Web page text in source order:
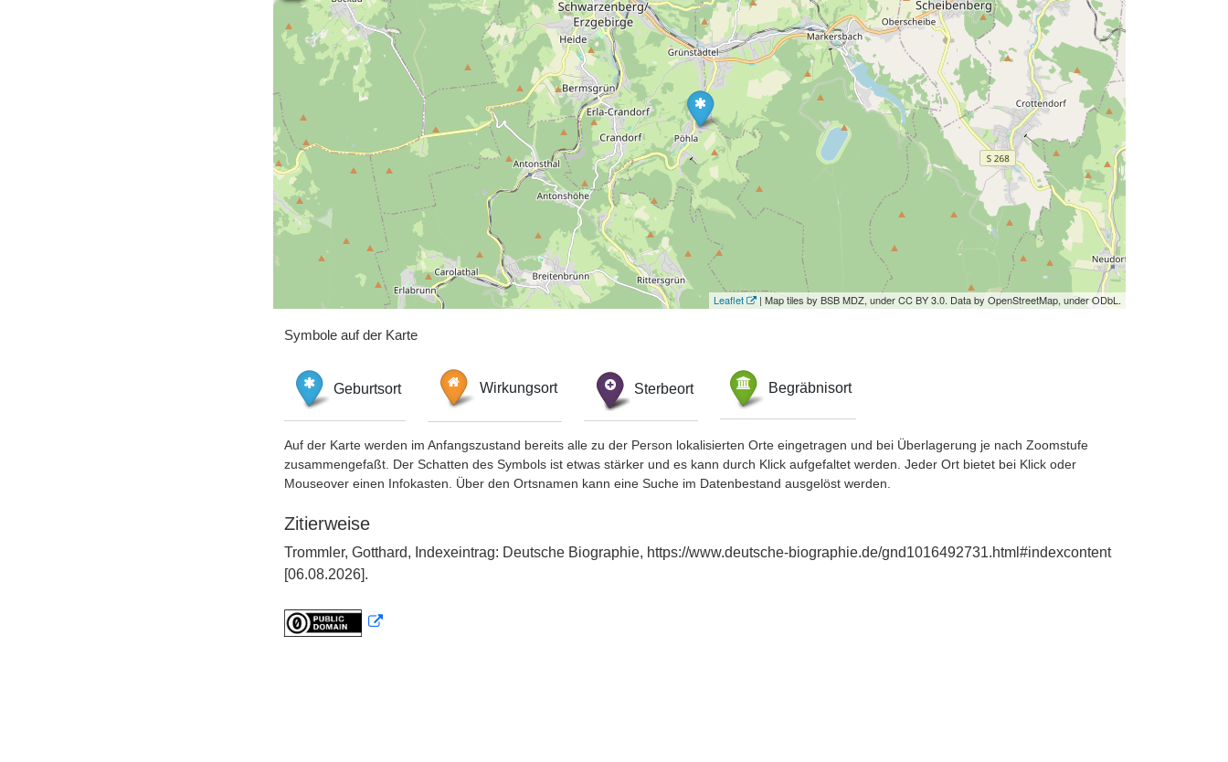
Leaflet | Map tiles by BSB MDZ, under CC BY 3.0. Data by OpenStreetMap, under ODbL.
Symbole auf der Karte
Geburtsort Wirkungsort Sterbeort Begräbnisort
Auf der Karte werden im Anfangszustand bereits alle zu der Person lokalisierten Orte eingetragen und bei Überlagerung je nach Zoomstufe
zusammengefaßt. Der Schatten des Symbols ist etwas stärker und es kann durch Klick aufgefaltet werden. Jeder Ort bietet bei Klick oder
Mouseover einen Infokasten. Über den Ortsnamen kann eine Suche im Datenbestand ausgelöst werden.
Zitierweise
Trommler, Gotthard, Indexeintrag: Deutsche Biographie, https://www.deutsche-biographie.de/gnd1016492731.html#indexcontent
[06.08.2026].